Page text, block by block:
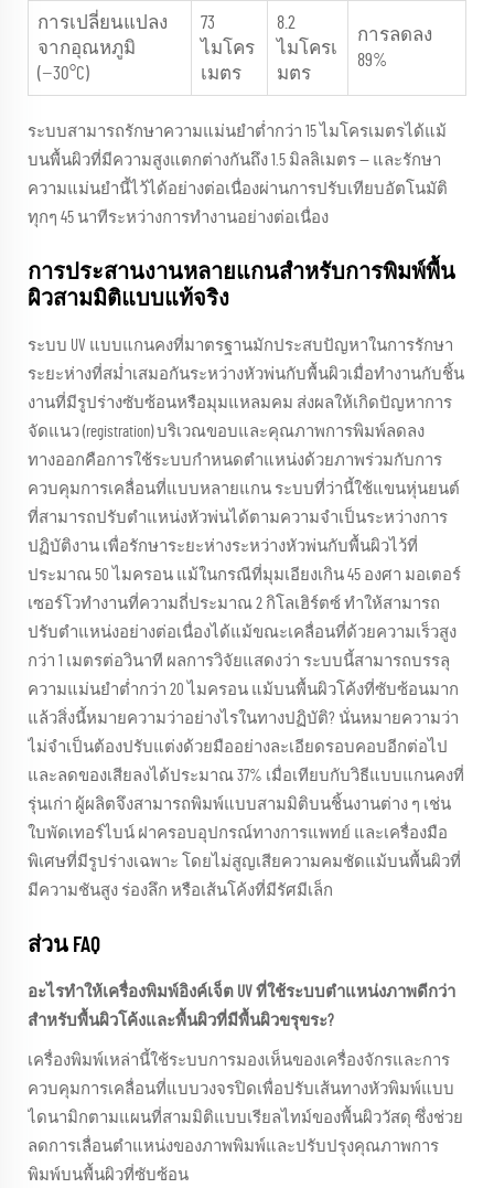
การเปลี่ยนแปลง
จากอุณหภูมิ
(−30°C)
73
ไมโคร
เมตร
8.2
ไมโครเ
มตร
การลดลง
89%
ระบบสามารถรักษาความแม่นยำต่ำกว่า 15 ไมโครเมตรได้แม้
บนพื้นผิวที่มีความสูงแตกต่างกันถึง 1.5 มิลลิเมตร — และรักษา
ความแม่นยำนี้ไว้ได้อย่างต่อเนื่องผ่านการปรับเทียบอัตโนมัติ
ทุกๆ 45 นาทีระหว่างการทำงานอย่างต่อเนื่อง
การประสานงานหลายแกนสำหรับการพิมพ์พื้น
ผิวสามมิติแบบแท้จริง
ระบบ UV แบบแกนคงที่มาตรฐานมักประสบปัญหาในการรักษา
ระยะห่างที่สม่ำเสมอกันระหว่างหัวพ่นกับพื้นผิวเมื่อทำงานกับชิ้น
งานที่มีรูปร่างซับซ้อนหรือมุมแหลมคม ส่งผลให้เกิดปัญหาการ
จัดแนว (registration) บริเวณขอบและคุณภาพการพิมพ์ลดลง
ทางออกคือการใช้ระบบกำหนดตำแหน่งด้วยภาพร่วมกับการ
ควบคุมการเคลื่อนที่แบบหลายแกน ระบบที่ว่านี้ใช้แขนหุ่นยนต์
ที่สามารถปรับตำแหน่งหัวพ่นได้ตามความจำเป็นระหว่างการ
ปฏิบัติงาน เพื่อรักษาระยะห่างระหว่างหัวพ่นกับพื้นผิวไว้ที่
ประมาณ 50 ไมครอน แม้ในกรณีที่มุมเอียงเกิน 45 องศา มอเตอร์
เซอร์โวทำงานที่ความถี่ประมาณ 2 กิโลเฮิร์ตซ์ ทำให้สามารถ
ปรับตำแหน่งอย่างต่อเนื่องได้แม้ขณะเคลื่อนที่ด้วยความเร็วสูง
กว่า 1 เมตรต่อวินาที ผลการวิจัยแสดงว่า ระบบนี้สามารถบรรลุ
ความแม่นยำต่ำกว่า 20 ไมครอน แม้บนพื้นผิวโค้งที่ซับซ้อนมาก
แล้วสิ่งนี้หมายความว่าอย่างไรในทางปฏิบัติ? นั่นหมายความว่า
ไม่จำเป็นต้องปรับแต่งด้วยมืออย่างละเอียดรอบคอบอีกต่อไป
และลดของเสียลงได้ประมาณ 37% เมื่อเทียบกับวิธีแบบแกนคงที่
รุ่นเก่า ผู้ผลิตจึงสามารถพิมพ์แบบสามมิติบนชิ้นงานต่าง ๆ เช่น
ใบพัดเทอร์ไบน์ ฝาครอบอุปกรณ์ทางการแพทย์ และเครื่องมือ
พิเศษที่มีรูปร่างเฉพาะ โดยไม่สูญเสียความคมชัดแม้บนพื้นผิวที่
มีความชันสูง ร่องลึก หรือเส้นโค้งที่มีรัศมีเล็ก
ส่วน FAQ
อะไรทำให้เครื่องพิมพ์อิงค์เจ็ต UV ที่ใช้ระบบตำแหน่งภาพดีกว่า
สำหรับพื้นผิวโค้งและพื้นผิวที่มีพื้นผิวขรุขระ?
เครื่องพิมพ์เหล่านี้ใช้ระบบการมองเห็นของเครื่องจักรและการ
ควบคุมการเคลื่อนที่แบบวงจรปิดเพื่อปรับเส้นทางหัวพิมพ์แบบ
ไดนามิกตามแผนที่สามมิติแบบเรียลไทม์ของพื้นผิววัสดุ ซึ่งช่วย
ลดการเลื่อนตำแหน่งของภาพพิมพ์และปรับปรุงคุณภาพการ
พิมพ์บนพื้นผิวที่ซับซ้อน